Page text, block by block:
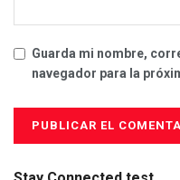
Guarda mi nombre,
navegador para la